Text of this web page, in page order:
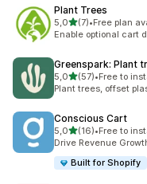
Plant Trees
5,0de 5 estrelas
(7)
7 total de avaliações
•Free plan
Enable optional cart
Greenspark: Plant
5,0de 5 estrelas
(57)
57 total de avaliações
•Free to
Plant trees, offset
Conscious Cart
5,0de 5 estrelas
(16)
16 total de avaliações
•Free to
Drive Revenue
Built for Shopify